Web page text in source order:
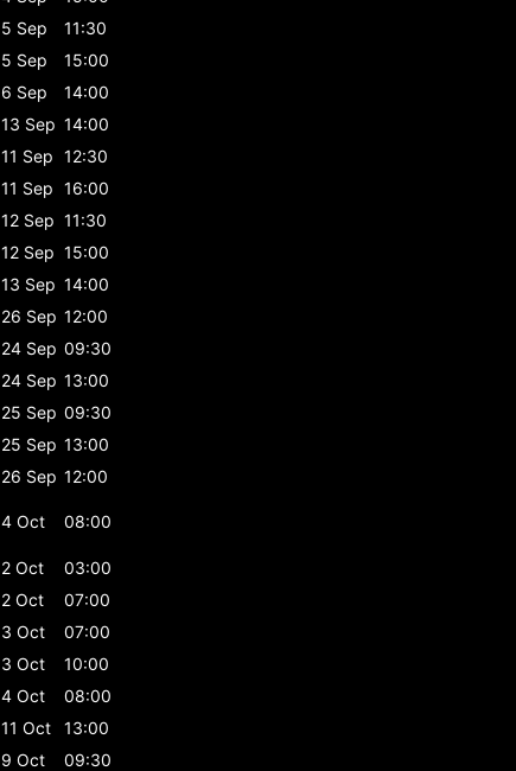
5 Sep
11:30
5 Sep
15:00
6 Sep
14:00
13 Sep 14:00
11 Sep 12:30
11 Sep 16:00
12 Sep 11:30
12 Sep 15:00
13 Sep 14:00
26 Sep 12:00
24 Sep 09:30
24 Sep 13:00
25 Sep 09:30
25 Sep 13:00
26 Sep 12:00
4 Oct 08:00
2 Oct
03:00
2 Oct
07:00
3 Oct
07:00
3 Oct
10:00
4 Oct
08:00
11 Oct
13:00
9 Oct
09:30